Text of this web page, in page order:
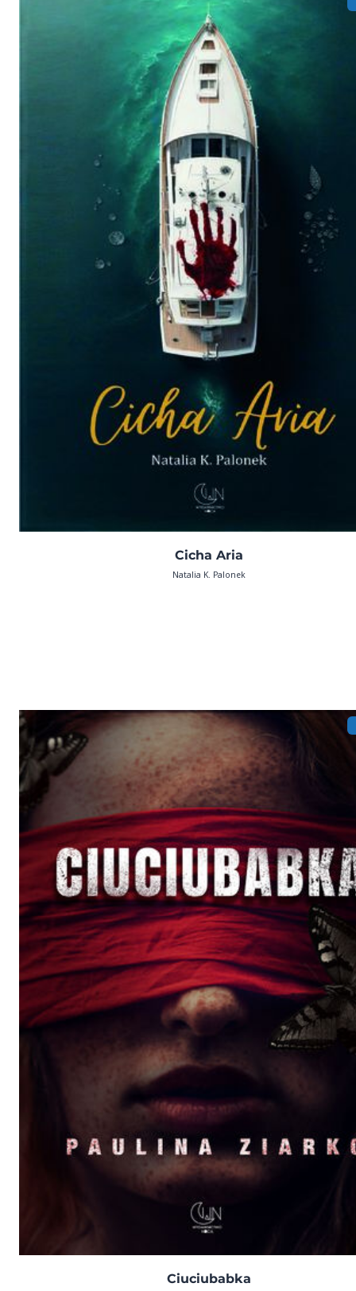
Cicha Aria
Natalia K. Palonek
Ciuciubabka